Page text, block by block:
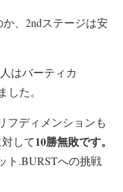
、2ndステージは安
はバーティカ
た。
フディメンションも
して10勝無敗です。
ト.BURSTへの挑戦